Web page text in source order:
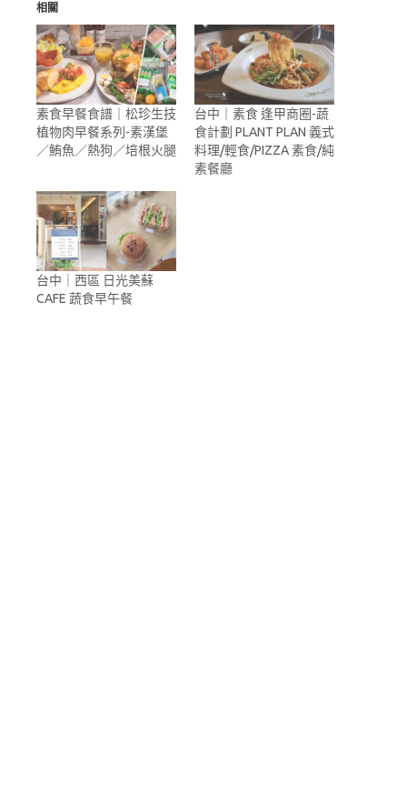
相關
素食早餐食譜｜松珍生技
植物肉早餐系列-素漢堡
／鮪魚／熱狗／培根火腿
台中｜素食 逢甲商圈-蔬
食計劃 PLANT PLAN 義式
料理/輕食/PIZZA 素食/純
素餐廳
台中｜西區 日光美蘇
CAFE 蔬食早午餐